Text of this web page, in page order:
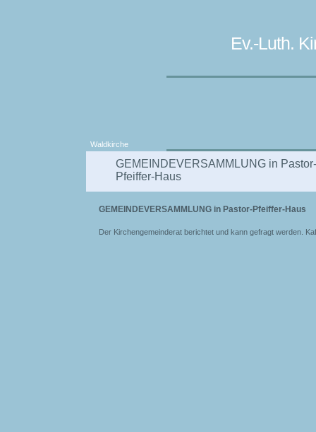
Ev.-Luth.
Waldkirche
GEMEINDEVERSAMMLUNG in Pastor-
Pfeiffer-Haus
GEMEINDEVERSAMMLUNG in Pastor-Pfeiffer-Haus
Der Kirchengemeinderat berichtet und kann gefragt werden.